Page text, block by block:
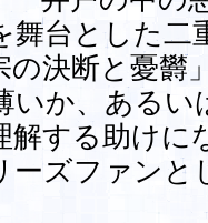
舞台とした二
の決断と憂欝
いか、ある
解する助け
ーズファンと